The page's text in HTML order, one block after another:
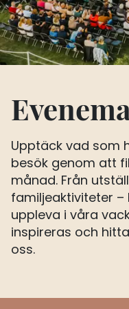
Upptäck vad som
besök genom att
månad. Från
familjeaktiviteter
uppleva i våra
inspireras och
oss.